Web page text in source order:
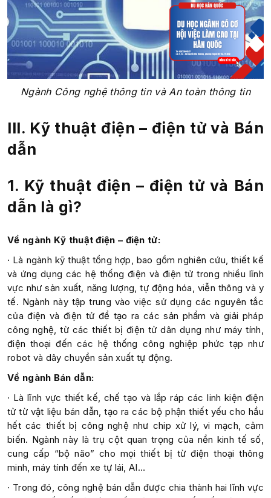
Ngành Công nghệ thông tin và An toàn thông tin
III. Kỹ thuật điện – điện tử và Bán
dẫn
1. Kỹ thuật điện – điện tử và Bán
dẫn là gì?
Về ngành Kỹ thuật điện – điện tử:
· Là ngành kỹ thuật tổng hợp, bao gồm nghiên cứu, thiết kế
và ứng dụng các hệ thống điện và điện tử trong nhiều lĩnh
vực như sản xuất, năng lượng, tự động hóa, viễn thông và y
tế. Ngành này tập trung vào việc sử dụng các nguyên tắc
của điện và điện tử để tạo ra các sản phẩm và giải pháp
công nghệ, từ các thiết bị điện tử dân dụng như máy tính,
điện thoại đến các hệ thống công nghiệp phức tạp như
robot và dây chuyền sản xuất tự động.
Về ngành Bán dẫn:
· Là lĩnh vực thiết kế, chế tạo và lắp ráp các linh kiện điện
tử từ vật liệu bán dẫn, tạo ra các bộ phận thiết yếu cho hầu
hết các thiết bị công nghệ như chip xử lý, vi mạch, cảm
biến. Ngành này là trụ cột quan trọng của nền kinh tế số,
cung cấp “bộ não” cho mọi thiết bị từ điện thoại thông
minh, máy tính đến xe tự lái, AI…
· Trong đó, công nghệ bán dẫn được chia thành hai lĩnh vực